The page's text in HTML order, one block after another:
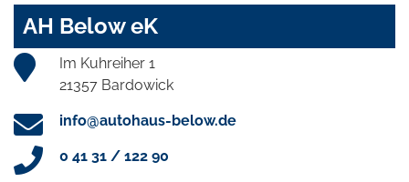
AH Below eK
Im Kuhreiher 1
21357 Bardowick
info@autohaus-below.de
0 41 31 / 122 90